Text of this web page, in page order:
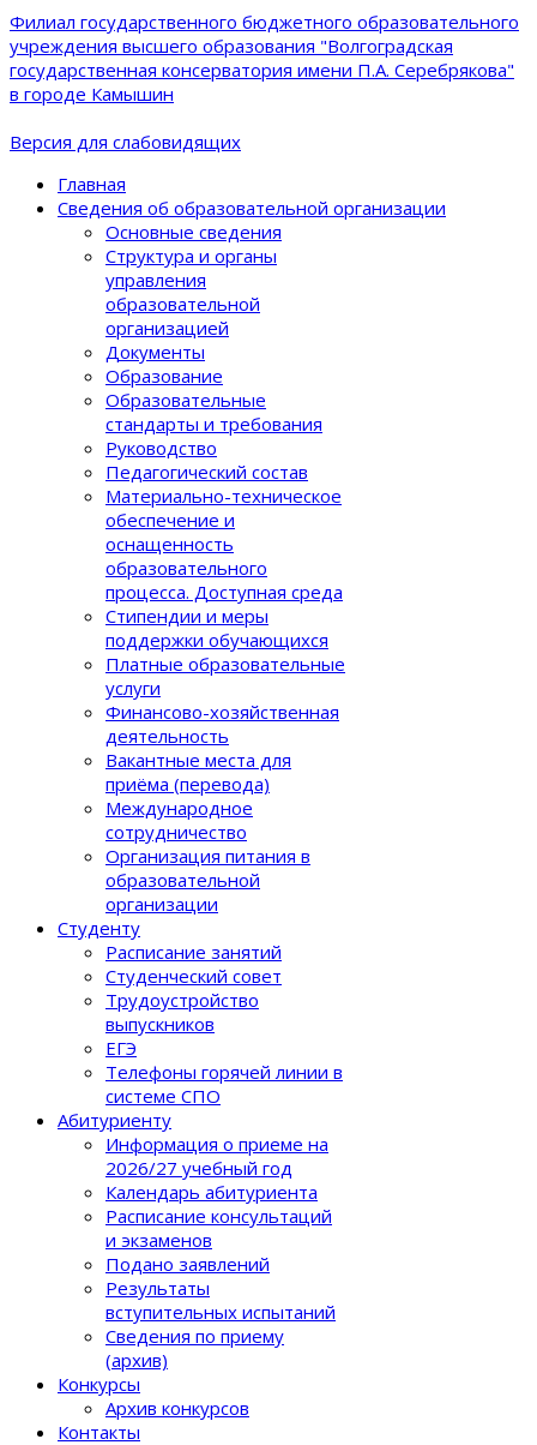
Филиал государственного бюджетного образовательного
учреждения высшего образования "Волгоградская
государственная консерватория имени П.А. Серебрякова"
в городе Камышин
Версия для слабовидящих
Главная
Сведения об образовательной организации
Основные сведения
Структура и органы
управления
образовательной
организацией
Документы
Образование
Образовательные
стандарты и требования
Руководство
Педагогический состав
Материально-техническое
обеспечение и
оснащенность
образовательного
процеcса. Доступная среда
Стипендии и меры
поддержки обучающихся
Платные образовательные
услуги
Финансово-хозяйственная
деятельность
Вакантные места для
приёма (перевода)
Международное
сотрудничество
Организация питания в
образовательной
организации
Студенту
Расписание занятий
Студенческий совет
Трудоустройство
выпускников
ЕГЭ
Телефоны горячей линии в
системе СПО
Абитуриенту
Информация о приеме на
2026/27 учебный год
Календарь абитуриента
Расписание консультаций
и экзаменов
Подано заявлений
Результаты
вступительных испытаний
Сведения по приему
(архив)
Конкурсы
Архив конкурсов
Контакты